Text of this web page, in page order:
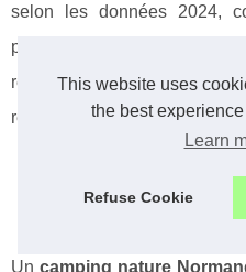
This website uses
the best
Learn
Refuse Cookie
selon les données 2024,
pour les vacances vertes
réponses aux
réussir votre escapade
Quels services propose
Uncamping nature